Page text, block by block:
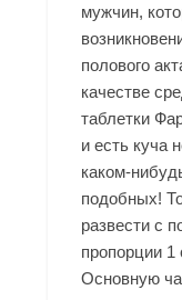
мужчин,
полового
качестве
таблетки
и есть куча
каком-
подобных!
развести с
пропорции 1
Основную